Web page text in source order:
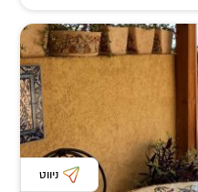
ניווט